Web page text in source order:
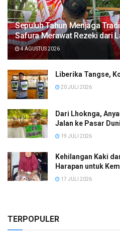
Sepuluh Tahun Menjaga
Safura Merawat Rezeki dari
4 AGUSTUS 2026
Liberika Tangse,
20 JULI 2026
Dari Lhoknga,
Jalan ke Pasar
19 JULI 2026
Kehilangan Kaki
Harapan untuk
17 JULI 2026
TERPOPULER